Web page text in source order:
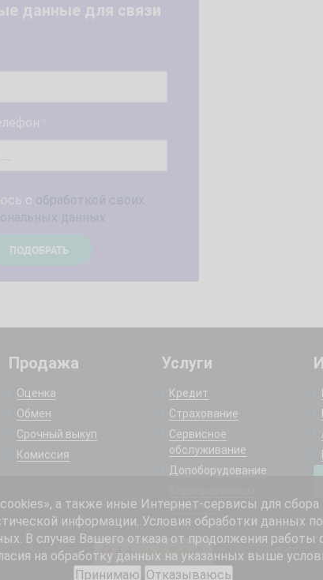
данные для связи
с обработкой своих
данных
Продажа
Оценка
Обмен
Срочный выкуп
Комиссия
Услуги
Кредит
Страхование
Сервисное
обслуживание
Допоборудование
клиентам
а также иные Интернет-сервисы для сбора
информации. Условия обработки данных
В случае Вашего отказа от продолжения
на обработку данных на указанных выше
Принимаю Отказываюсь